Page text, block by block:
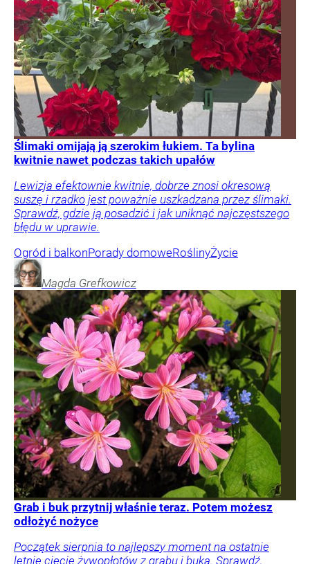
Ślimaki omijają ją szerokim łukiem. Ta bylina
kwitnie nawet podczas takich upałów
Lewizja efektownie kwitnie, dobrze znosi okresową
suszę i rzadko jest poważnie uszkadzana przez ślimaki.
Sprawdź, gdzie ją posadzić i jak uniknąć najczęstszego
błędu w uprawie.
Ogród i balkonPorady domoweRoślinyŻycie
Magda Grefkowicz
Grab i buk przytnij właśnie teraz. Potem możesz
odłożyć nożyce
Początek sierpnia to najlepszy moment na ostatnie
letnie cięcie żywopłotów z grabu i buka. Sprawdź,